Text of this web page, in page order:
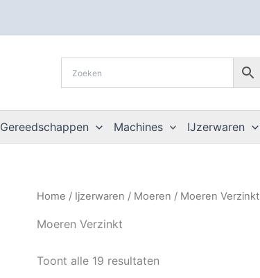
Gereedschappen Machines IJzerwaren
Home / Ijzerwaren / Moeren / Moeren Verzinkt
Moeren Verzinkt
Toont alle 19 resultaten